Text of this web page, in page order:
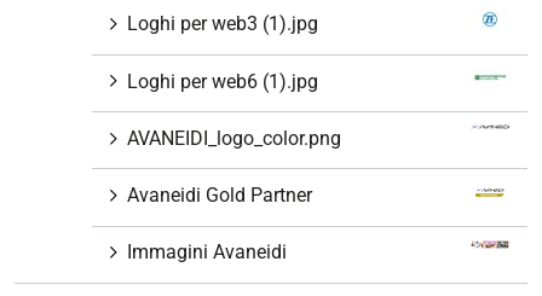
Loghi per web3 (1).jpg
Loghi per web6 (1).jpg
AVANEIDI_logo_color.png
Avaneidi Gold Partner
Immagini Avaneidi